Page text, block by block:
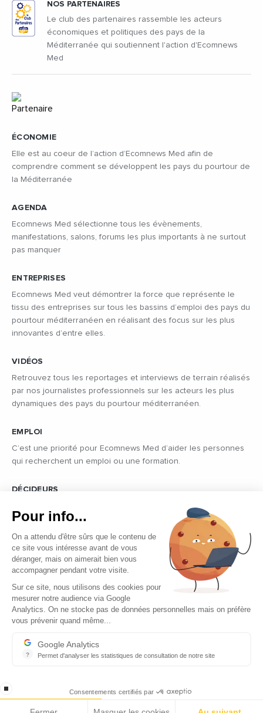
ÉCONOMIE
Elle est au coeur de l’action d’Ecomnews Med afin de
comprendre comment se développent les pays du pourtour de
la Méditerranée
AGENDA
Ecomnews Med sélectionne tous les évènements,
manifestations, salons, forums les plus importants à ne surtout
pas manquer
ENTREPRISES
Ecomnews Med veut démontrer la force que représente le
tissu des entreprises sur tous les bassins d’emploi des pays du
pourtour méditerranéen en réalisant des focus sur les plus
innovantes d’entre elles.
VIDÉOS
Retrouvez tous les reportages et interviews de terrain réalisés
par nos journalistes professionnels sur les acteurs les plus
dynamiques des pays du pourtour méditerranéen.
EMPLOI
C’est une priorité pour Ecomnews Med d’aider les personnes
qui recherchent un emploi ou une formation.
DÉCIDEURS
Quels sont les décideurs qui font l’actualité économique et
politique des pays du pourtour de la Méditerranée.
NOS PARTENAIRES
Le club des partenaires rassemble les acteurs
économiques et politiques des pays de la
Méditerranée qui soutiennent l'action d'Ecomnews
Med
Copyright © 2026 - Tous droits réservés
Qui sommes-nous ?
Contact
Mentions légales
Pour info...
On a attendu d'être sûrs que le contenu de
ce site vous intéresse avant de vous
déranger, mais on aimerait bien vous
accompagner pendant votre visite.
Sur ce site, nous utilisons des cookies pour
mesurer notre audience via Google
Analytics. On ne stocke pas de données personnelles mais on préfère
vous prévenir quand même...
?
Google Analytics
Permet d'analyser les statistiques de consultation de notre site
stop loading Consentements certifiés par